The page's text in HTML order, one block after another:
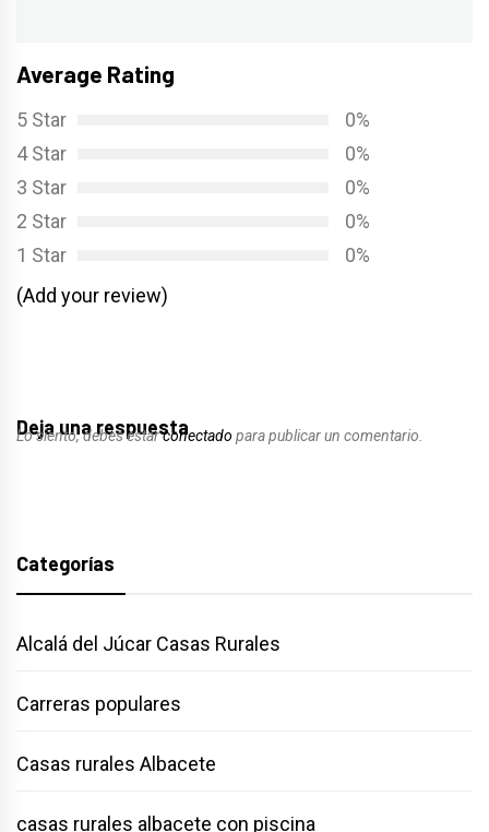
Average Rating
5 Star
0%
4 Star
0%
3 Star
0%
2 Star
0%
1 Star
0%
(Add your review)
Deja una respuesta
Lo siento, debes estarconectado para publicar un comentario.
Categorías
Alcalá del Júcar Casas Rurales
Carreras populares
Casas rurales Albacete
casas rurales albacete con piscina